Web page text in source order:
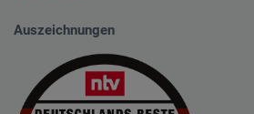
Auszeichnungen